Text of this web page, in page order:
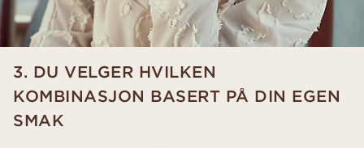
3. DU VELGER HVILKEN
KOMBINASJON BASERT PÅ DIN EGEN
SMAK